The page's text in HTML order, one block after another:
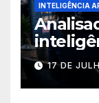
INTELIGÊNCIA
postar
17 DE